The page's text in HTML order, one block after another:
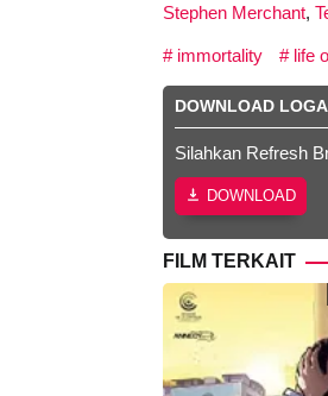
Stephen Merchant,
immortality life
DOWNLOAD
Silahkan Refresh
DOWNLOAD
FILM TERKAIT